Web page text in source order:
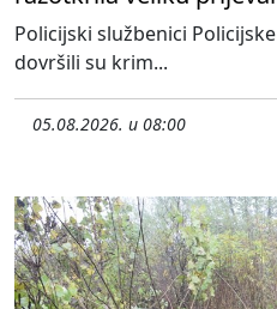
Policijski službenici
dovršili su krim...
05.08.2026. u 08:00